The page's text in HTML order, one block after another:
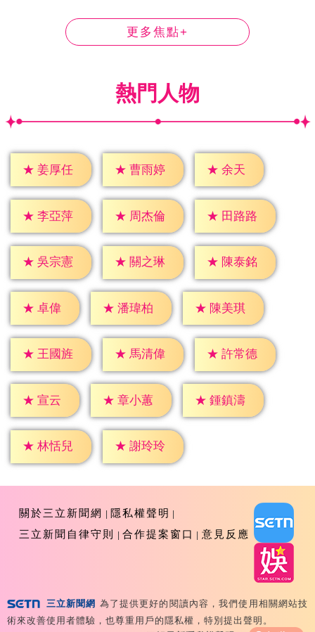
更多焦點+
熱門人物
★ 姜厚任 ★ 曹雨婷 ★ 余天
★ 李亞萍 ★ 周杰倫 ★ 田路路
★ 吳宗憲 ★ 關之琳 ★ 陳泰銘
★ 卓偉 ★ 潘瑋柏 ★ 陳美琪
★ 王國旌 ★ 馬清偉 ★ 許常德
★ 宣云 ★ 章小蕙 ★ 鍾鎮濤
★ 林恬兒 ★ 謝玲玲
關於三立新聞網
隱私權聲明
三立新聞自律守則
合作提案窗口 意見反應
Copyright ©2026 Sanlih E-Television All Rights
Reserved 版權所有 盜用必究 台北市內湖區舊宗路一段159
三立新聞網 為了提供更好的閱讀內容，我們使用相關網站技
術來改善使用者體驗，也尊重用戶的隱私權，特別提出聲明。